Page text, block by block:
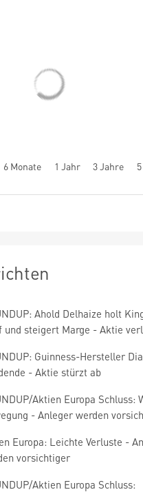
6 Monate 1 Jahr 3 Jahre
Ahold Delhaize holt
und steigert Marge - Aktie
Guinness-Hersteller
- Aktie stürzt ab
Aktien Europa Schluss:
- Anleger werden
Europa: Leichte Verluste -
vorsichtiger
Aktien Europa Schluss: